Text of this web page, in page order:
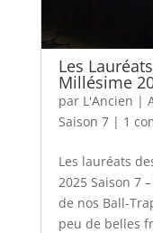
Les
Millésime
par L'Ancien |
Saison 7| 1
Les lauréats
2025 Saison 7
de nos Ball-
peu de belles